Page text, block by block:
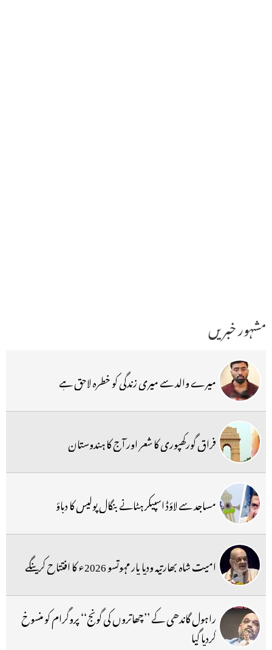
مشہور خبریں
میرے والد سے میری زندگی کو خطرہ لاحق ہے
فراق گورکھپوری کا شعر اور آج کا ہندوستان
مساجد سے لاؤڈ اسپیکر ہٹانے بنگال پولیس کا دباؤ
امیت شاہ بھارتیہ ودیا پار مہوتسو 2026ء کا افتتاح کرینگے
راہول گاندھی کے ’’چھاتروں کی گونج‘‘ پروگرام کو منسوخ
کردیا گیا